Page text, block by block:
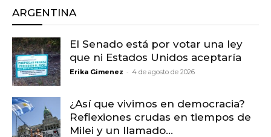
ARGENTINA
El Senado está por votar una ley
que ni Estados Unidos aceptaría
Erika Gimenez - 4 de agosto de 2026
¿Así que vivimos en democracia?
Reflexiones crudas en tiempos de
Milei y un llamado...